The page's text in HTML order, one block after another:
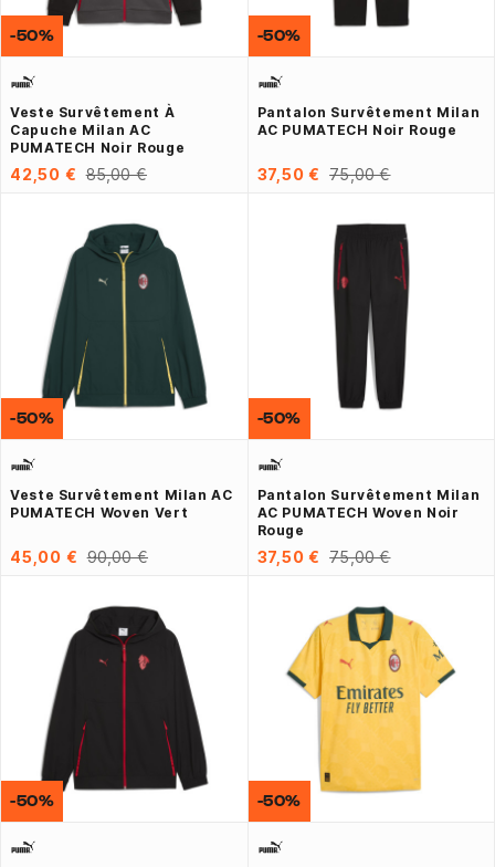
Veste Survêtement À
Capuche Milan AC
PUMATECH Noir Rouge
42,50 € 85,00 €
-50%
Pantalon Survêtement Milan
AC PUMATECH Noir Rouge
37,50 € 75,00 €
-50%
Veste Survêtement Milan AC
PUMATECH Woven Vert
45,00 € 90,00 €
-50%
Pantalon Survêtement Milan
AC PUMATECH Woven Noir
Rouge
37,50 € 75,00 €
-50%
-50% -50%